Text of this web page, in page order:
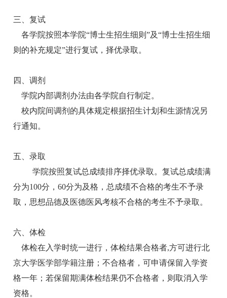
三、复试
各学院按照本学院“博士生招生细则”及“博士生招生细
则的补充规定”进行复试，择优录取。
四、调剂
学院内部调剂办法由各学院自行制定。
校内院间调剂的具体规定根据招生计划和生源情况另
行通知。
五、录取
学院按照复试总成绩排序择优录取。复试总成绩满
分为100分，60分为及格，总成绩不合格的考生不予录
取，思想品德及医德医风考核不合格的考生不予录取。
六、体检
体检在入学时统一进行，体检结果合格者,方可进行北
京大学医学部学籍注册；不合格者，可申请保留入学资
格一年；若保留期满体检结果仍不合格者，则取消入学
资格。